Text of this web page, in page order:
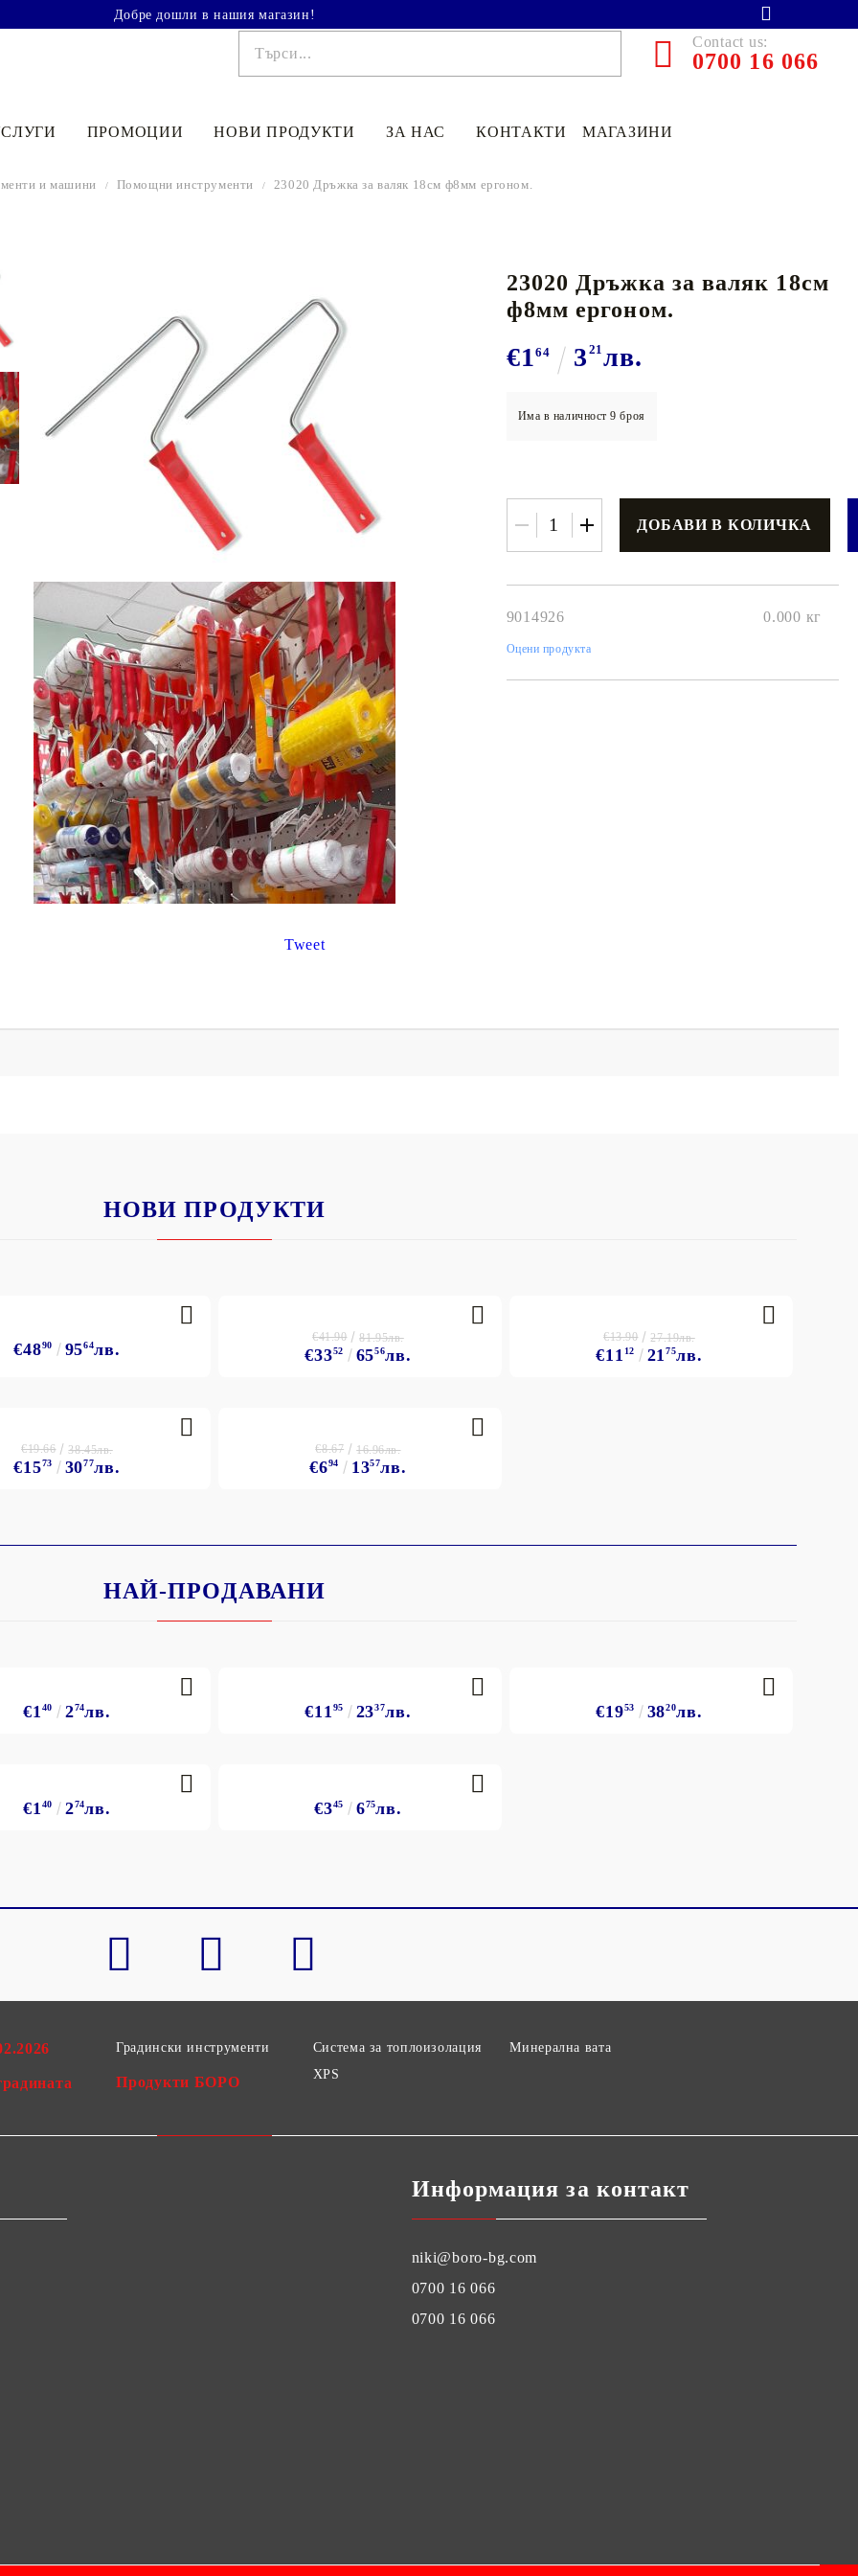
Добре дошли в нашия магазин!
Contact us:
0700 16 066
ПРОМОЦИИ НОВИ ПРОДУКТИ
95 64лв. €3352
€41.90
€1112 2175лв.
13 лв. €2 544 лв.
€3.47 6.79лв.
€2
ЗА НАС КОНТАКТИ МАГАЗИНИ
и машини Помощни инструменти 23020 Дръжка за валяк 18см ф8мм ергоном.
Tweet
23020 Дръжка за валяк 18см
ф8мм ергоном.
€164 3 21 лв.
Има в наличност9 броя
9014926 0.000 кг
Оцени продукта
НОВИ ПРОДУКТИ
€4890 9564лв. €3352 6556лв.
€41.90 81.95лв.
€11 12 2175лв.
€13.90 27.19лв.
€1573 3077лв.
€19.66 38.45лв.
€694 1357лв.
€8.67 16.96лв.
НАЙ-ПРОДАВАНИ
€1 40 274лв. €11 95 2337лв. €1953 3820лв.
€1 40 274лв. €345 675лв.
Градински инструменти
Продукти БОРО
Система за топлоизолация
XPS
Минерална вата
Информация за контакт
niki@boro-bg.com
0700 16 066
0700 16 066